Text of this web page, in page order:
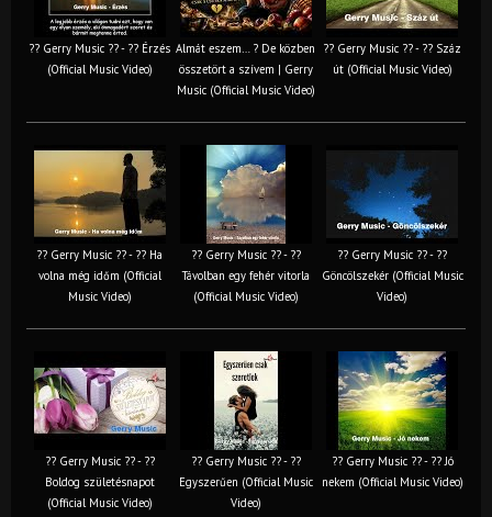
?? Gerry Music ?? - ?? Érzés
(Official Music Video)
Almát eszem… ? De közben
összetört a szívem | Gerry
Music (Official Music Video)
?? Gerry Music ?? - ?? Száz
út (Official Music Video)
?? Gerry Music ?? - ?? Ha
volna még időm (Official
Music Video)
?? Gerry Music ?? - ??
Távolban egy fehér vitorla
(Official Music Video)
?? Gerry Music ?? - ??
Göncölszekér (Official Music
Video)
?? Gerry Music ?? - ??
Boldog születésnapot
(Official Music Video)
?? Gerry Music ?? - ??
Egyszerűen (Official Music
Video)
?? Gerry Music ?? - ?? Jó
nekem (Official Music Video)